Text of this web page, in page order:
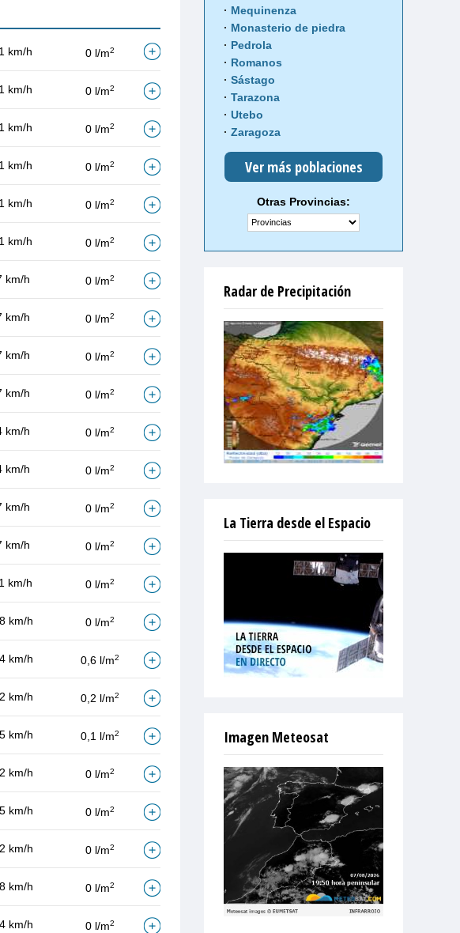
km/h 0 l/m2
km/h 0 l/m2
km/h 0 l/m2
km/h 0 l/m2
km/h 0 l/m2
km/h 0 l/m2
km/h 0 l/m2
km/h 0 l/m2
km/h 0 l/m2
km/h 0 l/m2
km/h 0 l/m2
km/h 0 l/m2
km/h 0 l/m2
km/h 0 l/m2
km/h 0 l/m2
km/h 0 l/m2
km/h 0,6 l/m2
km/h 0,2 l/m2
km/h 0,1 l/m2
km/h 0 l/m2
km/h 0 l/m2
km/h 0 l/m2
km/h 0 l/m2
km/h 0 l/m2
Mequinenza
Monasterio de piedra
Pedrola
Romanos
Sástago
Tarazona
Utebo
Zaragoza
Ver más poblaciones
Otras Provincias:
Radar de Precipitación
La Tierra desde el Espacio
Imagen Meteosat